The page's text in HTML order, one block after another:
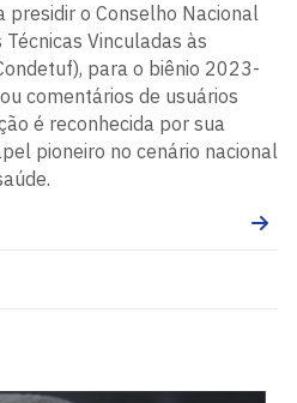
o Conselho Nacional
Vinculadas às
para o biênio 2023-
comentários de usuários
é reconhecida por sua
pioneiro no cenário nacional